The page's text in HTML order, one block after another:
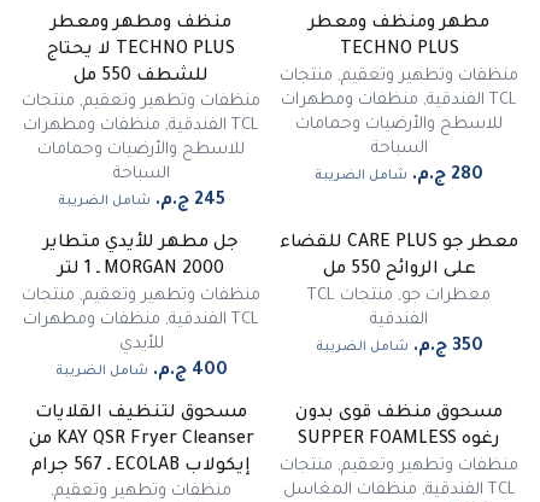
مطهر ومنظف ومعطر
TECHNO PLUS
منظفات وتطهير وتعقيم, منتجات
TCL الفندقية
, منظفات ومطهرات
للاسطح والأرضيات وحمامات
السباحة
شامل الضريبة
منظف ومطهر ومعطر
TECHNO PLUS لا يحتاج
للشطف 550 مل
منظفات وتطهير وتعقيم, منتجات
TCL الفندقية
, منظفات ومطهرات
للاسطح والأرضيات وحمامات
السباحة
شامل الضريبة
معطر جو CARE PLUS للقضاء
على الروائح 550 مل
معطرات جو,
منتجات TCL
الفندقية
شامل الضريبة
جل مطهر للأيدي متطاير
MORGAN 2000 ـ 1 لتر
منظفات وتطهير وتعقيم, منتجات
TCL الفندقية
, منظفات ومطهرات
للأيدي
شامل الضريبة
مسحوق منظف قوى بدون
رغوه SUPPER FOAMLESS
منظفات وتطهير وتعقيم, منتجات
TCL الفندقية
, منظفات المغاسل
مسحوق لتنظيف القلايات
KAY QSR Fryer Cleanser من
إيكولاب ECOLAB ـ 567 جرام
منظفات وتطهير وتعقيم,